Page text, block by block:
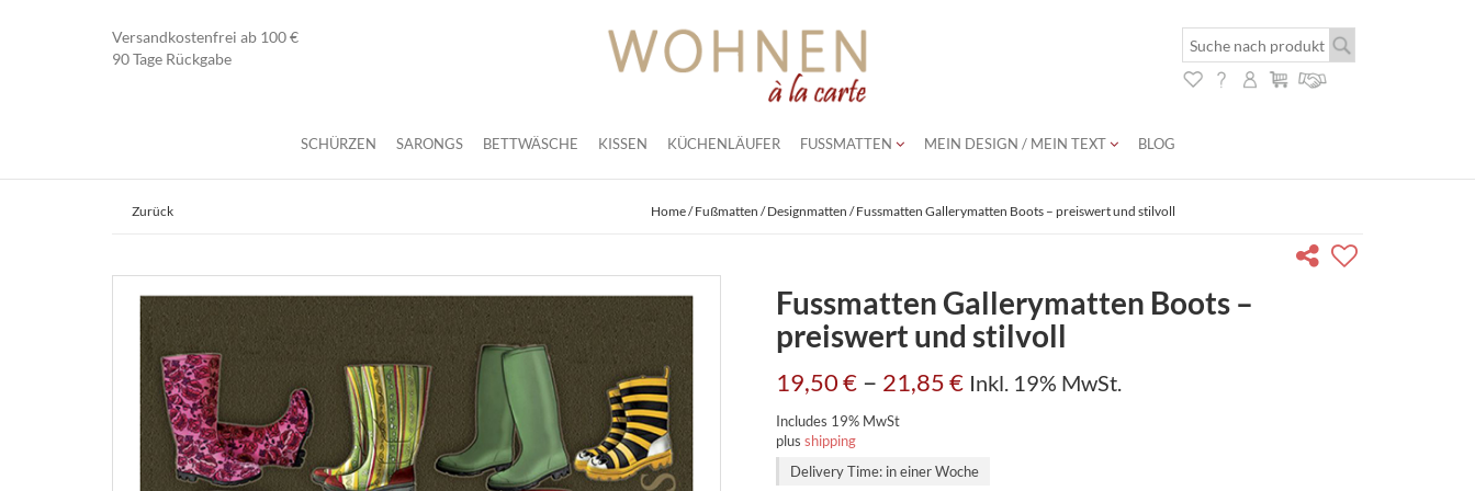
Versandkostenfrei ab 100 €
90 Tage Rückgabe
SCHÜRZEN SARONGS BETTWÄSCHE KISSEN KÜCHENLÄUFER FUSSMATTEN MEIN DESIGN / MEIN TEXT BLOG
Zurück Home/Fußmatten /Designmatten / Fussmatten Gallerymatten Boots – preiswert und stilvoll
Fussmatten Gallerymatten Boots –
preiswert und stilvoll
19,50€ – 21,85€ Inkl. 19% MwSt.
Includes 19% MwSt
plus shipping
Delivery Time: in einer Woche